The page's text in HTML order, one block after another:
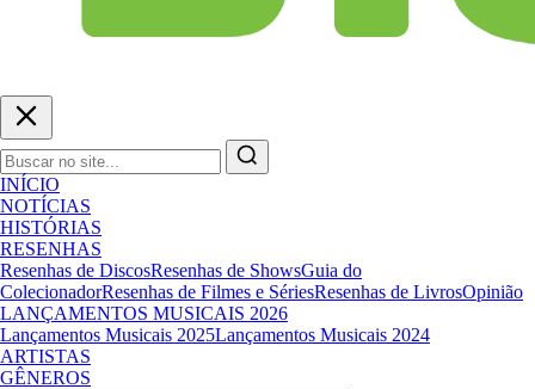
INÍCIO
NOTÍCIAS
HISTÓRIAS
RESENHAS
Resenhas de DiscosResenhas de ShowsGuia do
ColecionadorResenhas de Filmes e SériesResenhas de LivrosOpinião
LANÇAMENTOS MUSICAIS 2026
Lançamentos Musicais 2025Lançamentos Musicais 2024
ARTISTAS
GÊNEROS